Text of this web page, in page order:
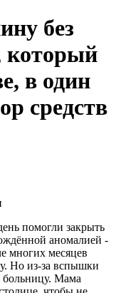
без
который
в один
средств
помогли закрыть
аномалией -
многих месяцев
Но из-за вспышки
больницу. Мама